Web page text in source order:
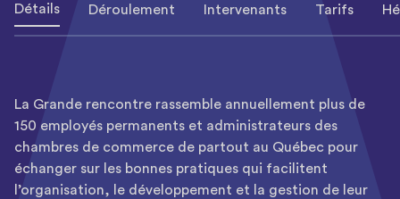
Détails Déroulement Intervenants Tarifs
La Grande rencontre rassemble annuellement plus de
150 employés permanents et administrateurs des
chambres de commerce de partout au Québec pour
échanger sur les bonnes pratiques qui facilitent
l’organisation, le développement et la gestion de leur